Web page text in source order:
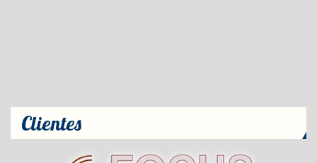
Clientes